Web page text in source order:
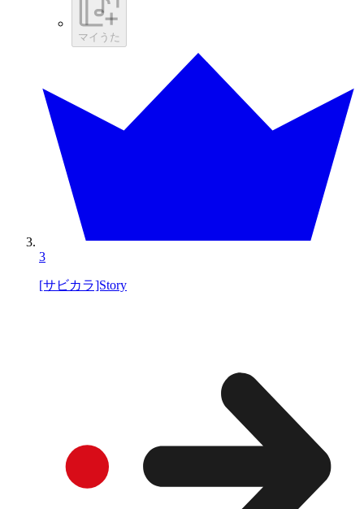
マイうた
3
[サビカラ]Story